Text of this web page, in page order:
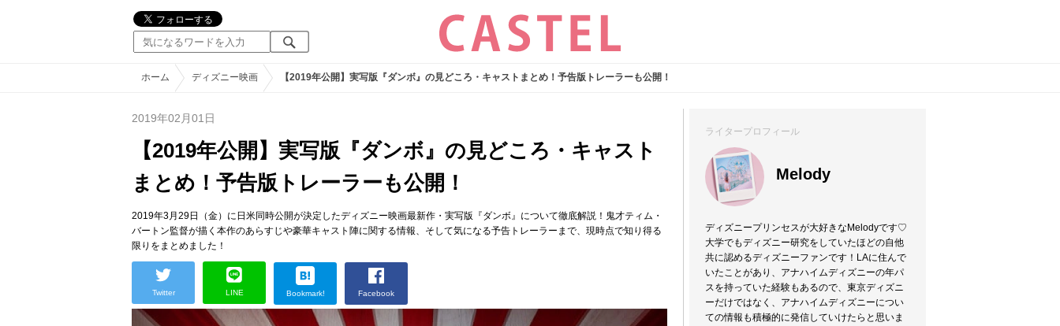
ホーム ディズニー映画 【2019年公開】実写版『ダンボ』の見どころ・キャストまとめ！予告版トレーラーも公開！
2019年02月01日
【2019年公開】実写版『ダンボ』の見どころ・キャスト
まとめ！予告版トレーラーも公開！
2019年3月29日（金）に日米同時公開が決定したディズニー映画最新作・実写版『ダンボ』について徹底解説！鬼才ティム・
バートン監督が描く本作のあらすじや豪華キャスト陣に関する情報、そして気になる予告トレーラーまで、現時点で知り得る
限りをまとめました！
Twitter LINE Bookmark! Facebook
ライタープロフィール
Melody
ディズニープリンセスが大好きなMelodyです♡
大学でもディズニー研究をしていたほどの自他
共に認めるディズニーファンです！LAに住んで
いたことがあり、アナハイムディズニーの年パ
スを持っていた経験もあるので、東京ディズニ
ーだけではなく、アナハイムディズニーについ
ての情報も積極的に発信していけたらと思いま